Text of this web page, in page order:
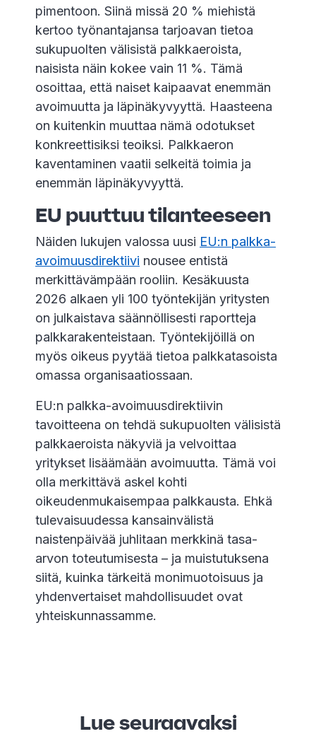
pimentoon. Siinä missä 20 % miehistä
kertoo työnantajansa tarjoavan tietoa
sukupuolten välisistä palkkaeroista,
naisista näin kokee vain 11 %. Tämä
osoittaa, että naiset kaipaavat enemmän
avoimuutta ja läpinäkyvyyttä. Haasteena
on kuitenkin muuttaa nämä odotukset
konkreettisiksi teoiksi. Palkkaeron
kaventaminen vaatii selkeitä toimia ja
enemmän läpinäkyvyyttä.
EU puuttuu tilanteeseen
Näiden lukujen valossa uusi EU:n palkka-
avoimuusdirektiivi nousee entistä
merkittävämpään rooliin. Kesäkuusta
2026 alkaen yli 100 työntekijän yritysten
on julkaistava säännöllisesti raportteja
palkkarakenteistaan. Työntekijöillä on
myös oikeus pyytää tietoa palkkatasoista
omassa organisaatiossaan.
EU:n palkka-avoimuusdirektiivin
tavoitteena on tehdä sukupuolten välisistä
palkkaeroista näkyviä ja velvoittaa
yritykset lisäämään avoimuutta. Tämä voi
olla merkittävä askel kohti
oikeudenmukaisempaa palkkausta. Ehkä
tulevaisuudessa kansainvälistä
naistenpäivää juhlitaan merkkinä tasa-
arvon toteutumisesta – ja muistutuksena
siitä, kuinka tärkeitä monimuotoisuus ja
yhdenvertaiset mahdollisuudet ovat
yhteiskunnassamme.
Lue seuraavaksi